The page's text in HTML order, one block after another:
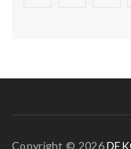
Copyright © 2026